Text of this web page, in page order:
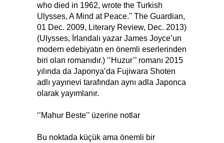
who died in 1962, wrote the Turkish
Ulysses, A Mind at Peace.'' The Guardian,
01 Dec. 2009, Literary Review, Dec. 2013)
(Ulysses, İrlandalı yazar James Joyce’un
modern edebiyatın en önemli eserlerinden
biri olan romanıdır.) ‘’Huzur’’ romanı 2015
yılında da Japonya’da Fujiwara Shoten
adlı yayınevi tarafından aynı adla Japonca
olarak yayımlanır.
‘’Mahur Beste’’ üzerine notlar
Bu noktada küçük ama önemli bir